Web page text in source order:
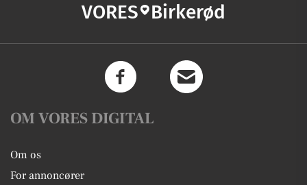
VORES Birkerød
OM VORES DIGITAL
Om os
For annoncører